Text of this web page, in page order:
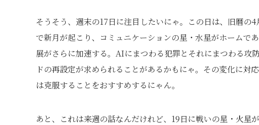
そうそう、週末の17日に注目したいにゃ。この日は、旧暦の
で新月が起こり、コミュニケーションの星・水星がホームで
展がさらに加速する。AIにまつわる犯罪とそれにまつわる攻
ドの再設定が求められることがあるかもにゃ。その変化に
は克服することをおすすめするにゃん。
あと、これは来週の話なんだけれど、19日に戦いの星・火星